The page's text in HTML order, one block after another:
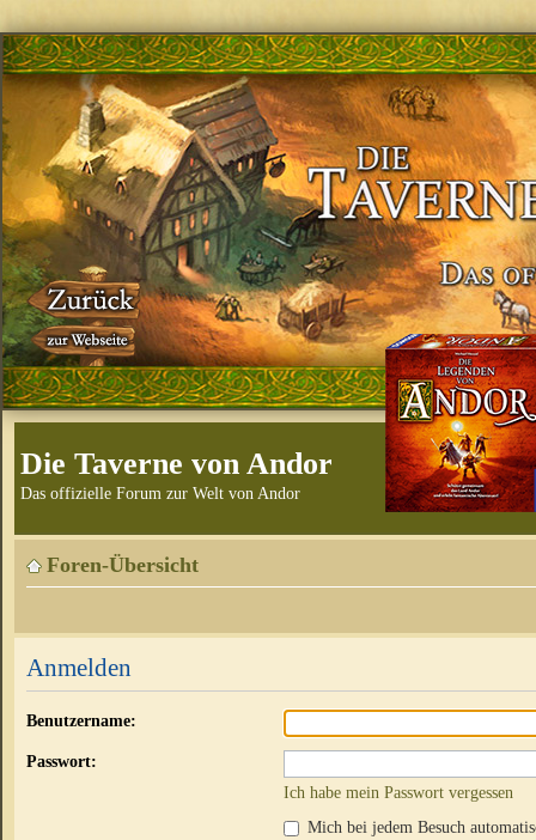
Die Taverne von Andor
Das offizielle Forum zur Welt von Andor
Foren-Übersicht
Anmelden
Benutzername:
Passwort:
Ich habe mein Passwort vergessen
Mich bei jedem Besuch